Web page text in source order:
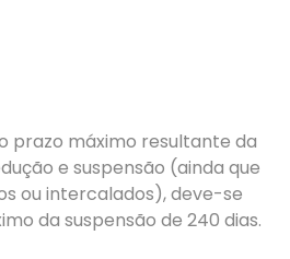
prazo máximo resultante da
e suspensão (ainda que
ou intercalados), deve-se
da suspensão de 240 dias.